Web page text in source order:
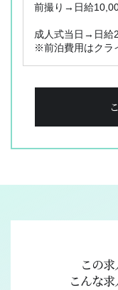
OL型美容師派遣とは
PICK UP CONTENTS
前撮り→日給
成人式当日→日給
※前泊費用はクラ
この求
こんな求